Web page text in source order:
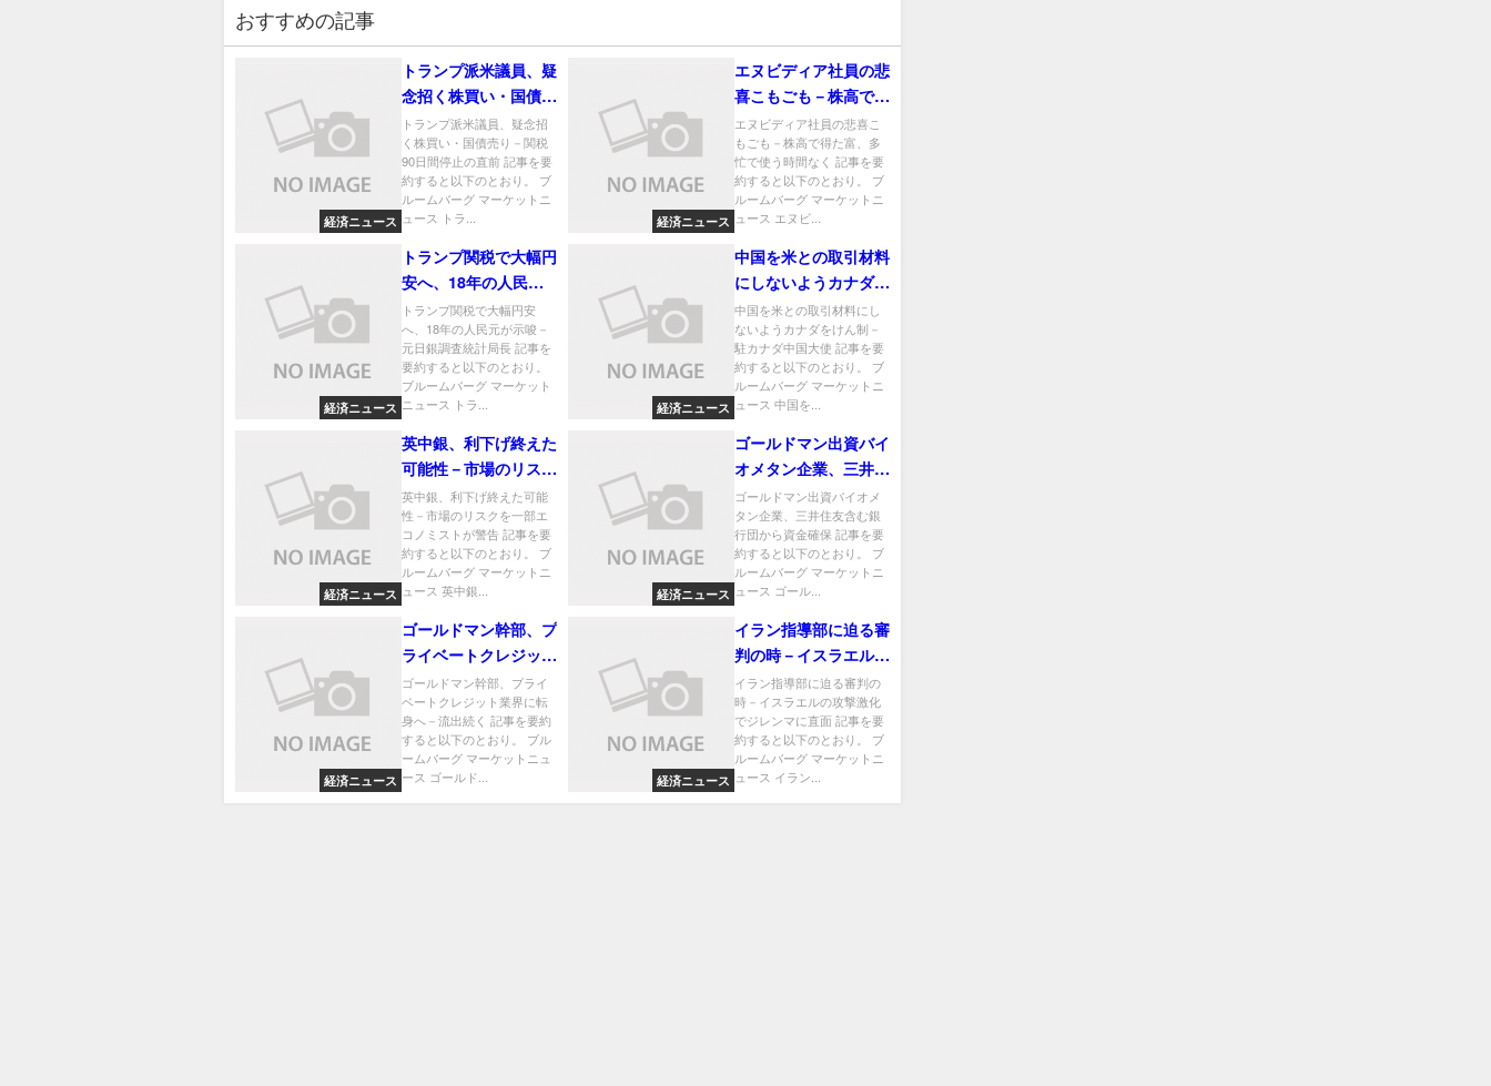
おすすめの記事
経済ニュース
トランプ派米議員、疑
念招く株買い・国債売
り－関税90日間停止
の直前
トランプ派米議員、疑念招
く株買い・国債売り－関税
90日間停止の直前 記事を要
約すると以下のとおり。 ブ
ルームバーグ マーケットニ
ュース トラ...
経済ニュース
エヌビディア社員の悲
喜こもごも－株高で得
た富、多忙で使う時間
なく
エヌビディア社員の悲喜こ
もごも－株高で得た富、多
忙で使う時間なく 記事を要
約すると以下のとおり。 ブ
ルームバーグ マーケットニ
ュース エヌビ...
経済ニュース
トランプ関税で大幅円
安へ、18年の人民元
が示唆－元日銀調査統
計局長
トランプ関税で大幅円安
へ、18年の人民元が示唆－
元日銀調査統計局長 記事を
要約すると以下のとおり。
ブルームバーグ マーケット
ニュース トラ...
経済ニュース
中国を米との取引材料
にしないようカナダを
けん制－駐カナダ中国
大使
中国を米との取引材料にし
ないようカナダをけん制－
駐カナダ中国大使 記事を要
約すると以下のとおり。 ブ
ルームバーグ マーケットニ
ュース 中国を...
経済ニュース
英中銀、利下げ終えた
可能性－市場のリスク
を一部エコノミストが
警告
英中銀、利下げ終えた可能
性－市場のリスクを一部エ
コノミストが警告 記事を要
約すると以下のとおり。 ブ
ルームバーグ マーケットニ
ュース 英中銀...
経済ニュース
ゴールドマン出資バイ
オメタン企業、三井住
友含む銀行団から資金
確保
ゴールドマン出資バイオメ
タン企業、三井住友含む銀
行団から資金確保 記事を要
約すると以下のとおり。 ブ
ルームバーグ マーケットニ
ュース ゴール...
経済ニュース
ゴールドマン幹部、プ
ライベートクレジット
業界に転身へ－流出続
く
ゴールドマン幹部、プライ
ベートクレジット業界に転
身へ－流出続く 記事を要約
すると以下のとおり。 ブル
ームバーグ マーケットニュ
ース ゴールド...
経済ニュース
イラン指導部に迫る審
判の時－イスラエルの
攻撃激化でジレンマに
直面
イラン指導部に迫る審判の
時－イスラエルの攻撃激化
でジレンマに直面 記事を要
約すると以下のとおり。 ブ
ルームバーグ マーケットニ
ュース イラン...